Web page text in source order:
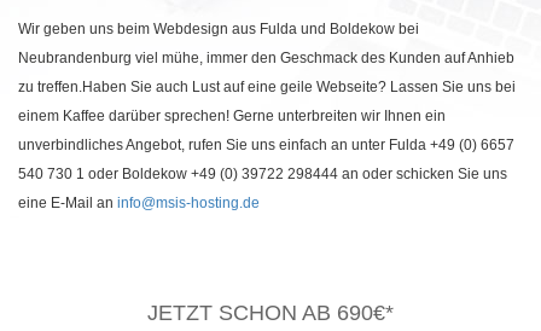
Wir geben uns beim Webdesign aus Fulda und Boldekow bei
Neubrandenburg viel mühe, immer den Geschmack des Kunden auf Anhieb
zu treffen.Haben Sie auch Lust auf eine geile Webseite? Lassen Sie uns bei
einem Kaffee darüber sprechen! Gerne unterbreiten wir Ihnen ein
unverbindliches Angebot, rufen Sie uns einfach an unter Fulda +49 (0) 6657
540 730 1 oder Boldekow +49 (0) 39722 298444 an oder schicken Sie uns
eine E-Mail an info@msis-hosting.de
JETZT SCHON AB 690€*